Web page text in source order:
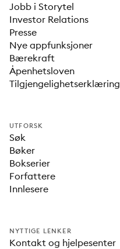
Jobb i Storytel
Investor Relations
Presse
Nye appfunksjoner
Bærekraft
Åpenhetsloven
Tilgjengelighetserklæring
UTFORSK
Søk
Bøker
Bokserier
Forfattere
Innlesere
NYTTIGE LENKER
Kontakt og hjelpesenter